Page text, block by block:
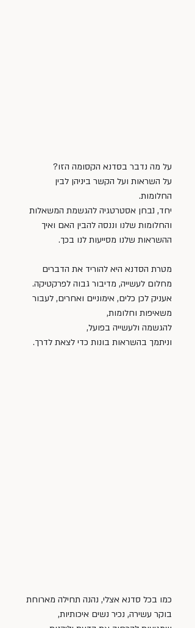
על מה נדבר בסדנא הקסומה הזו?
על השראות ועל הקשר ביניהן לבין
החלומות.
יחד, נבחן אסטרטגיה להגשמת המשאלות
והחלומות שלנו וננסה להבין האם ואיך
ההשראות שלנו מסייעות לנו בכך.
מטרת הסדנא היא להוריד את הדברים
מחלום לעשייה, מדיבור גבוה לפרקטיקה.
אעניק לכן כלים, אימוניים ואחרים, לעבור
משאיפות וחלומות,
להגשמה ולעשייה בפועל,
וניתמך בהשראות בונות כדי לצאת לדרך.
כמו בכל סדנא אצלי, נהנה תחילה מארוחת
בוקר עשירה, נכיר נשים איכותיות,